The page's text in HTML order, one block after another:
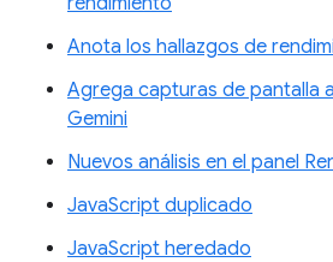
Anota los hallazgos de
Agrega capturas de pantalla
Gemini
Nuevos análisis en el panel
JavaScript duplicado
JavaScript heredado